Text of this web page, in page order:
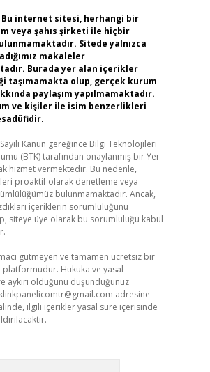
Bu internet sitesi, herhangi bir
veya şahıs şirketi ile hiçbir
Sitede yalnızca
makaleler
Burada yer alan içerikler
taşımamakta olup, gerçek kurum
paylaşım yapılmamaktadır.
ve kişiler ile isim benzerlikleri
Kanun gereğince Bilgi Teknolojileri
(BTK) tarafından onaylanmış bir Yer
hizmet vermektedir. Bu nedenle,
proaktif olarak denetleme veya
bulunmamaktadır. Ancak,
içeriklerin sorumluluğunu
siteye üye olarak bu sorumluluğu kabul
gütmeyen ve tamamen ücretsiz bir
platformudur. Hukuka ve yasal
aykırı olduğunu düşündüğünüz
adresine
ilgili içerikler yasal süre içerisinde